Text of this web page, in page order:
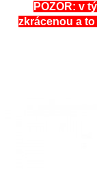
POZOR: v
zkrácenou a to